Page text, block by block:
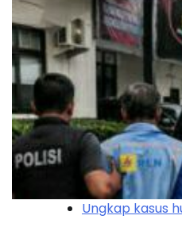
Ungkap kasus